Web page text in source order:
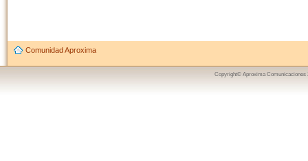
Comunidad Aproxima
Copyright© Aproxima Comunicaciones